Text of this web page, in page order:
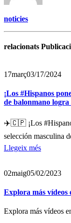
noticies
relacionats
17març03/17/2024
¡Los #Hispanos
de balonmano
✈️🇨🇵 ¡Los
selección masculina
Llegeix més
02maig05/02/2023
Explora más vídeos
Explora más vídeos